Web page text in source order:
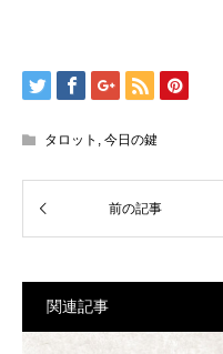
タロット , 今日の鍵
関連記事